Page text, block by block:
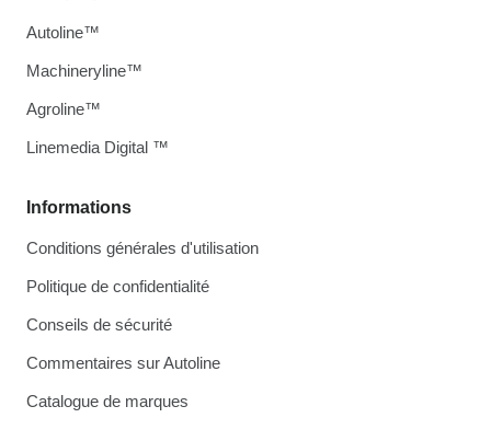
Informations
Conditions générales d'utilisation
Politique de confidentialité
Conseils de sécurité
Commentaires sur Autoline
Catalogue de marques
Autoline™
Machineryline™
Agroline™
Linemedia Digital ™